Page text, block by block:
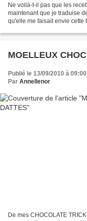
Ne voilà-t-il pas que les
maintenant que je traduise
qu'elle me faisait envie cette
MOELLEUX
Publié le 13/09/2010 à 09:00
Par Annellenor
De mes CHOCOLATE